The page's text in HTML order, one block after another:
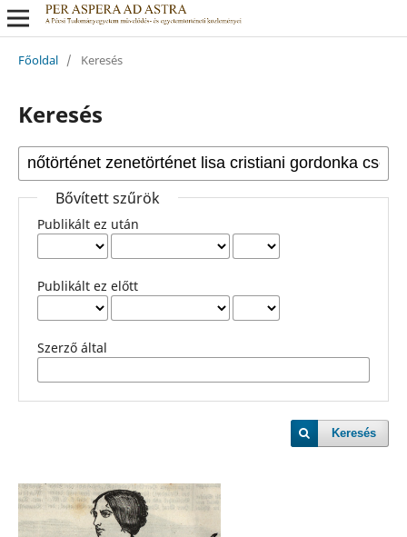
Főoldal / Keresés
Keresés
Bővített szűrök
Publikált ez után
Publikált ez előtt
Szerző által
Keresés